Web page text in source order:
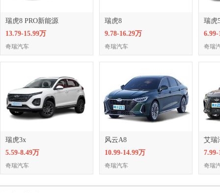
瑞虎8 PRO新能源
13.79-15.99万
奇瑞汽车
瑞虎8
9.78-16.29万
奇瑞汽车
瑞虎
6.99-
奇瑞
瑞虎3x
5.59-8.49万
奇瑞汽车
风云A8
10.99-14.99万
奇瑞汽车
艾瑞
7.99-
奇瑞